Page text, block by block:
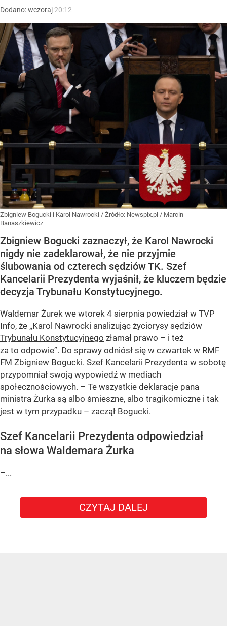
Dodano:wczoraj 20:12
Zbigniew Bogucki i Karol Nawrocki / Źródło: Newspix.pl / Marcin
Banaszkiewicz
Zbigniew Bogucki zaznaczył, że Karol Nawrocki
nigdy nie zadeklarował, że nie przyjmie
ślubowania od czterech sędziów TK. Szef
Kancelarii Prezydenta wyjaśnił, że kluczem będzie
decyzja Trybunału Konstytucyjnego.
Waldemar Żurek we wtorek 4 sierpnia powiedział w TVP
Info, że „Karol Nawrocki analizując życiorysy sędziów
Trybunału Konstytucyjnego złamał prawo – i też
za to odpowie”. Do sprawy odniósł się w czwartek w RMF
FM Zbigniew Bogucki. Szef Kancelarii Prezydenta w sobotę
przypomniał swoją wypowiedź w mediach
społecznościowych. – Te wszystkie deklaracje pana
ministra Żurka są albo śmieszne, albo tragikomiczne i tak
jest w tym przypadku – zaczął Bogucki.
Szef Kancelarii Prezydenta odpowiedział
na słowa Waldemara Żurka
–...
CZYTAJ DALEJ